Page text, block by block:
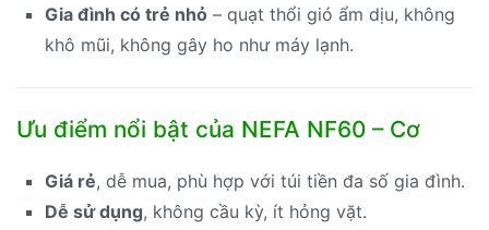
Gia đình có trẻ nhỏ– quạt thổi gió ẩm dịu, không
khô mũi, không gây ho như máy lạnh.
Ưu điểm nổi bật của NEFA NF60 – Cơ
Giá rẻ, dễ mua, phù hợp với túi tiền đa số gia đình.
Dễ sử dụng, không cầu kỳ, ít hỏng vặt.